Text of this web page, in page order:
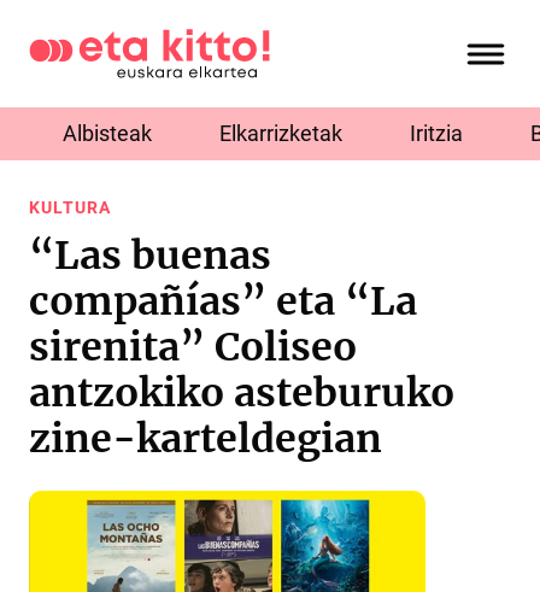
Albisteak Elkarrizketak Iritzia
KULTURA
“Las buenas
compañías” eta “La
sirenita” Coliseo
antzokiko asteburuko
zine-karteldegian